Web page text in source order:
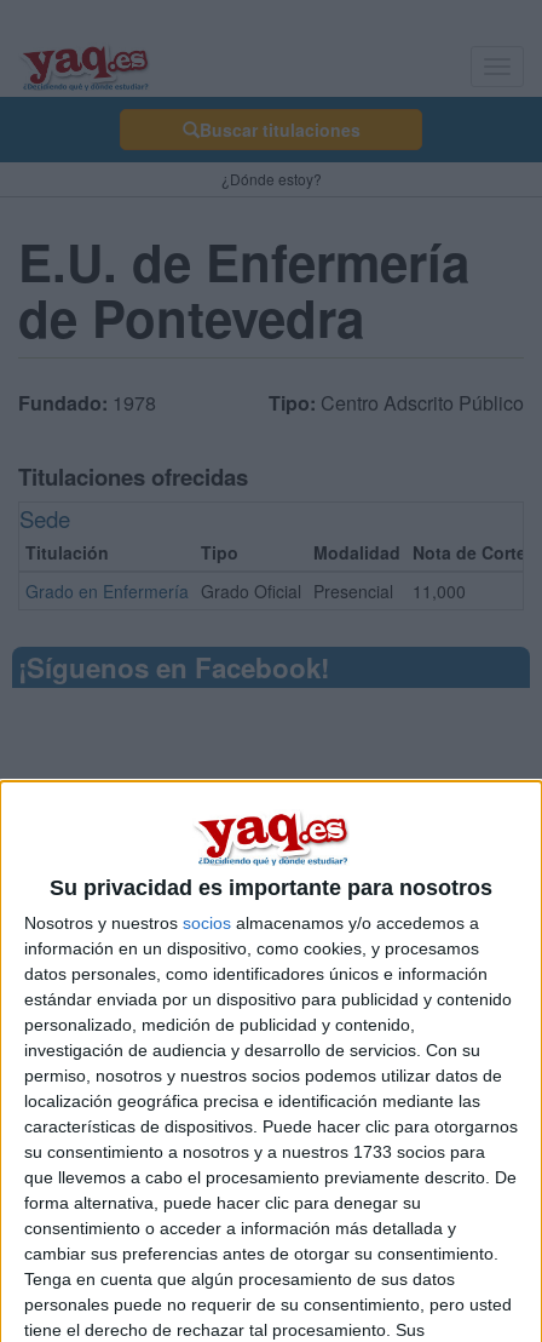
Su privacidad es importante para nosotros
Nosotros y nuestros socios almacenamos y/o accedemos a
información en un dispositivo, como cookies, y procesamos
datos personales, como identificadores únicos e información
estándar enviada por un dispositivo para publicidad y contenido
personalizado, medición de publicidad y contenido,
investigación de audiencia y desarrollo de servicios. Con su
permiso, nosotros y nuestros socios podemos utilizar datos de
localización geográfica precisa e identificación mediante las
características de dispositivos. Puede hacer clic para otorgarnos
su consentimiento a nosotros y a nuestros 1733 socios para
que llevemos a cabo el procesamiento previamente descrito. De
forma alternativa, puede hacer clic para denegar su
consentimiento o acceder a información más detallada y
cambiar sus preferencias antes de otorgar su consentimiento.
Tenga en cuenta que algún procesamiento de sus datos
personales puede no requerir de su consentimiento, pero usted
tiene el derecho de rechazar tal procesamiento. Sus
Buscar titulaciones
¿Dónde estoy?
E.U. de Enfermería
de Pontevedra
Fundado: 1978 Tipo: Centro Adscrito Público
Titulaciones ofrecidas
Sede
Titulación Tipo Modalidad Nota de Corte
Grado en Enfermería Grado Oficial Presencial 11,000
¡Síguenos en Facebook!
A 9 usuarios les interesa estudiar aquíVer todos